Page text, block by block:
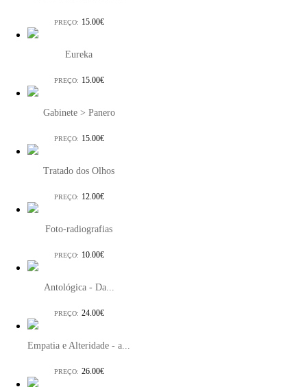
PREÇO: 15.00€
Eureka
PREÇO: 15.00€
Gabinete > Panero
PREÇO: 15.00€
Tratado dos Olhos
PREÇO: 12.00€
Foto-radiografias
PREÇO: 10.00€
Antológica - Da...
PREÇO: 24.00€
Empatia e Alteridade - a...
PREÇO: 26.00€